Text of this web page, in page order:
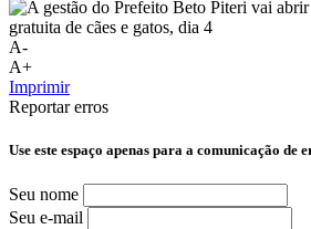
A-
A+
Imprimir
Reportar erros
Use este espaço apenas para a comunicação de
Seu nome
Seu e-mail